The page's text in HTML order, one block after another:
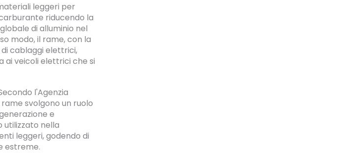
leggeri per
riducendo la
di alluminio nel
modo, il rame, con la
cablaggi elettrici,
ai veicoli elettrici che si
l'Agenzia
svolgono un ruolo
e
utilizzato nella
leggeri, godendo di
estreme.